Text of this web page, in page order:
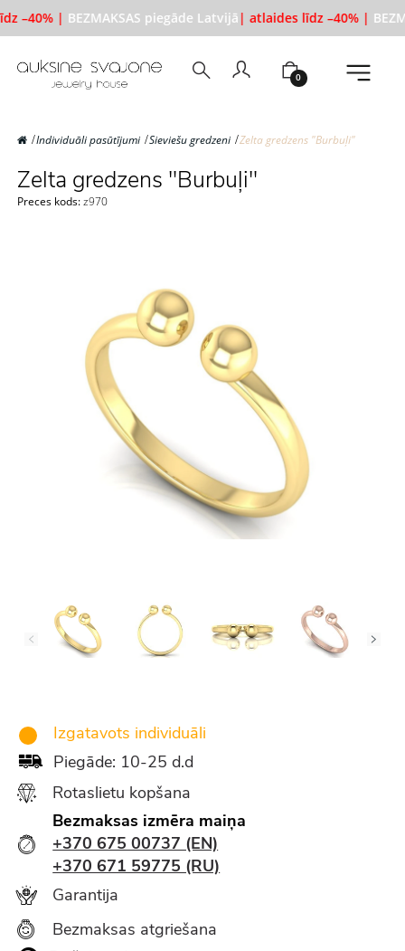
–40% | BEZMAKSAS piegāde Latvijā| atlaides līdz –40% |
0
Individuāli pasūtījumi Sieviešu gredzeni Zelta gredzens "Burbuļi"
Zelta gredzens "Burbuļi"
Preces kods:z970
Izgatavots individuāli
Piegāde: 10-25 d.d
Rotaslietu kopšana
Bezmaksas izmēra maiņa
+370 675 00737 (EN)
+370 671 59775 (RU)
Garantija
Bezmaksas atgriešana